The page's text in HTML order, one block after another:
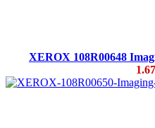
XEROX 108R00648